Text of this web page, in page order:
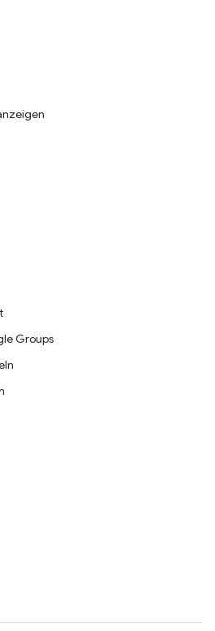
Groups